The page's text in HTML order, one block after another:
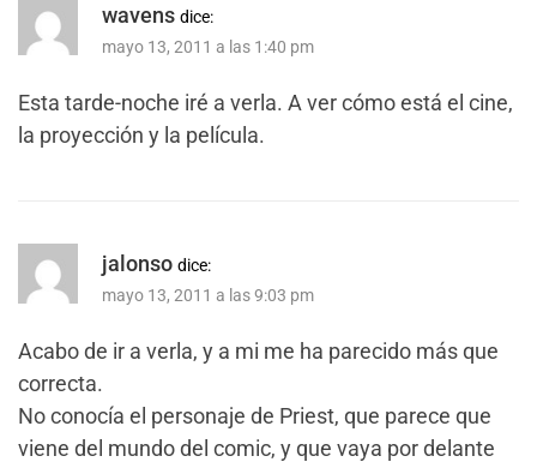
wavens dice:
mayo 13, 2011 a las 1:40 pm
Esta tarde-noche iré a verla. A ver cómo está el cine,
la proyección y la película.
jalonso dice:
mayo 13, 2011 a las 9:03 pm
Acabo de ir a verla, y a mi me ha parecido más que
correcta.
No conocía el personaje de Priest, que parece que
viene del mundo del comic, y que vaya por delante